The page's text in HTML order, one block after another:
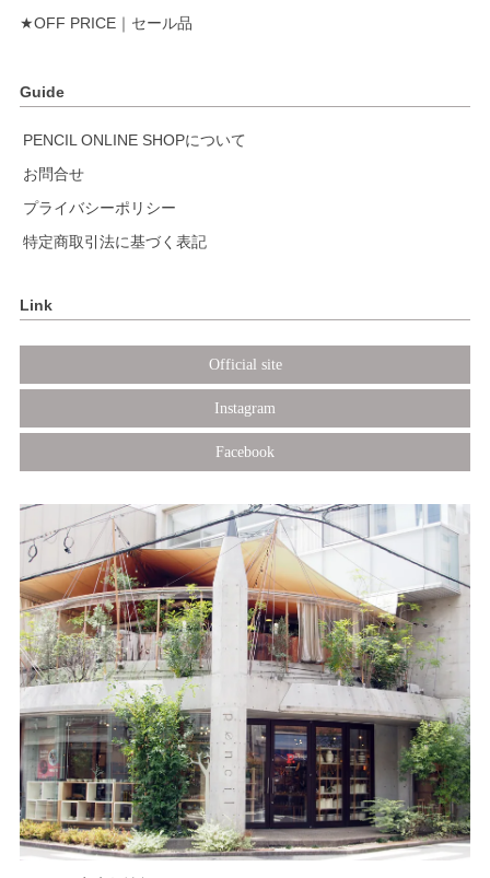
★OFF PRICE｜セール品
Guide
PENCIL ONLINE SHOPについて
お問合せ
プライバシーポリシー
特定商取引法に基づく表記
Link
Official site
Instagram
Facebook